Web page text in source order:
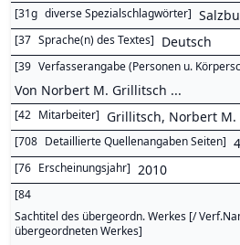
[31g diverse Spezialschlagwörter]
[37 Sprache(n) des Textes] Deutsch
[39 Verfasserangabe (Personen u.
Von Norbert M. Grillitsch ...
[42 Mitarbeiter] Grillitsch, Norbert M.
[708 Detaillierte Quellenangaben Seiten]
[76 Erscheinungsjahr] 2010
[84
Sachtitel des übergeordn. Werkes [/
übergeordneten Werkes]